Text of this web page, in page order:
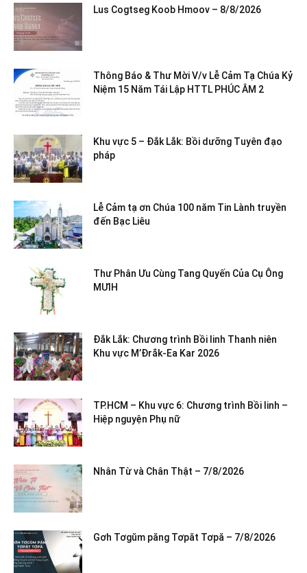
Lus Cogtseg Koob Hmoov – 8/8/2026
Thông Báo & Thư Mời V/v Lễ Cảm Tạ Chúa Kỷ
Niệm 15 Năm Tái Lập HTTL PHÚC ÂM 2
Khu vực 5 – Đắk Lắk: Bồi dưỡng Tuyên đạo
pháp
Lễ Cảm tạ ơn Chúa 100 năm Tin Lành truyền
đến Bạc Liêu
Thư Phân Ưu Cùng Tang Quyến Của Cụ Ông
MƯIH
Đắk Lắk: Chương trình Bồi linh Thanh niên
Khu vực M’Đrắk-Ea Kar 2026
TP.HCM – Khu vực 6: Chương trình Bồi linh –
Hiệp nguyện Phụ nữ
Nhân Từ và Chân Thật – 7/8/2026
Gơh Tơgŭm păng Tơpăt Tơpă – 7/8/2026